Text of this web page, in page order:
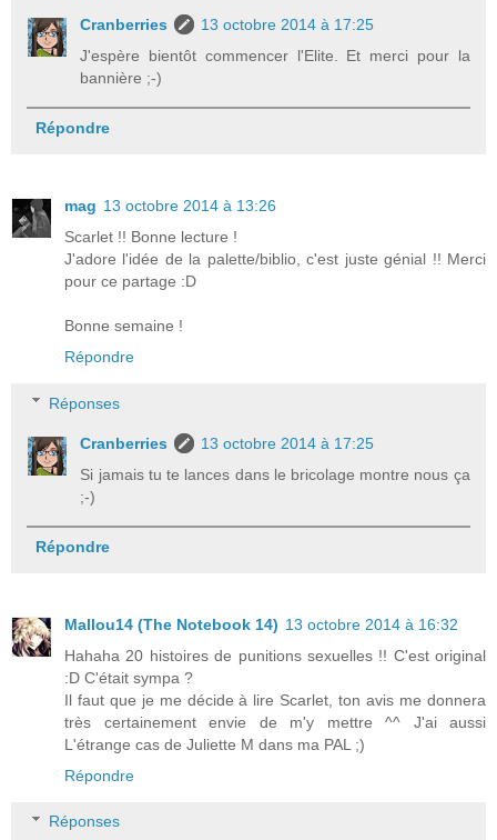
Cranberries
13 octobre 2014 à 17:25
J'espère bientôt commencer l'Elite. Et merci pour la
bannière ;-)
Répondre
mag 13 octobre 2014 à 13:26
Scarlet !! Bonne lecture !
J'adore l'idée de la palette/biblio, c'est juste génial !! Merci
pour ce partage :D
Bonne semaine !
Répondre
Réponses
Cranberries
13 octobre 2014 à 17:25
Si jamais tu te lances dans le bricolage montre nous ça
;-)
Répondre
Mallou14 (The Notebook 14) 13 octobre 2014 à 16:32
Hahaha 20 histoires de punitions sexuelles !! C'est original
:D C'était sympa ?
Il faut que je me décide à lire Scarlet, ton avis me donnera
très certainement envie de m'y mettre ^^ J'ai aussi
L'étrange cas de Juliette M dans ma PAL ;)
Répondre
Réponses